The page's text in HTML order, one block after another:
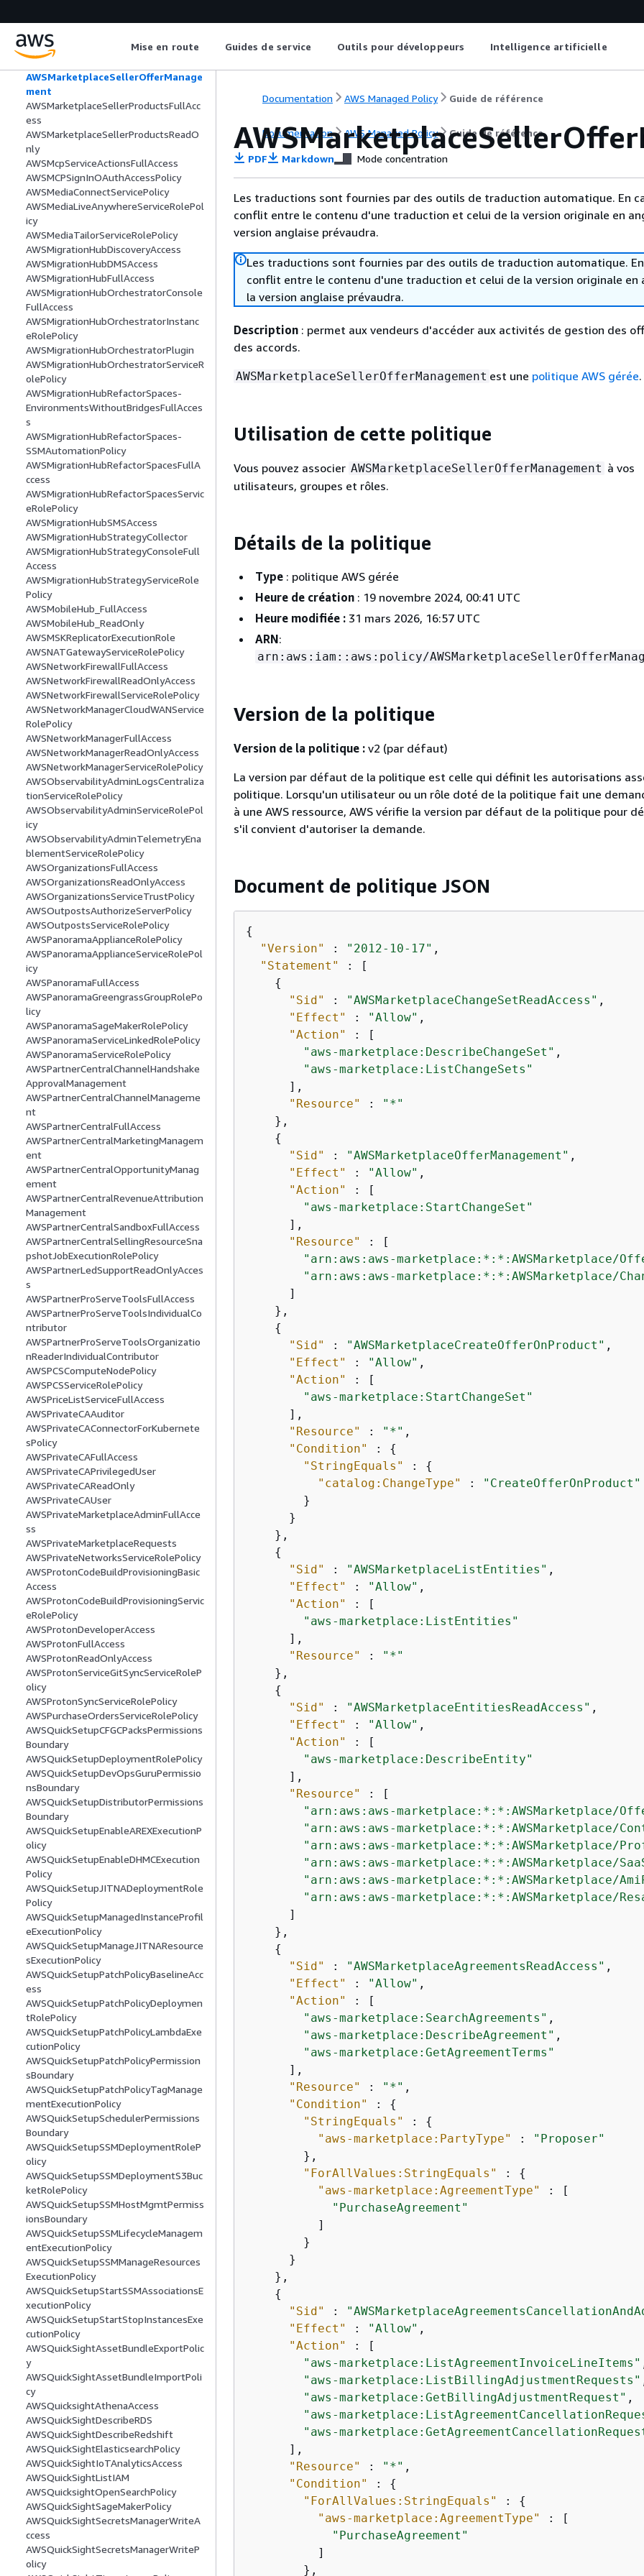
Mise en route Guides de service Outils pour développeurs Intelligence artificielle
AWSMarketplaceResaleAuthorizationS
erviceRolePolicy
AWSMarketplaceSellerFullAccess
AWSMarketplaceSellerOfferManage
ment
AWSMarketplaceSellerProductsFullAcc
ess
AWSMarketplaceSellerProductsReadO
nly
AWSMcpServiceActionsFullAccess
AWSMCPSignInOAuthAccessPolicy
AWSMediaConnectServicePolicy
AWSMediaLiveAnywhereServiceRolePol
icy
AWSMediaTailorServiceRolePolicy
AWSMigrationHubDiscoveryAccess
AWSMigrationHubDMSAccess
AWSMigrationHubFullAccess
AWSMigrationHubOrchestratorConsole
FullAccess
AWSMigrationHubOrchestratorInstanc
eRolePolicy
AWSMigrationHubOrchestratorPlugin
AWSMigrationHubOrchestratorServiceR
olePolicy
AWSMigrationHubRefactorSpaces-
EnvironmentsWithoutBridgesFullAcces
s
AWSMigrationHubRefactorSpaces-
SSMAutomationPolicy
AWSMigrationHubRefactorSpacesFullA
ccess
AWSMigrationHubRefactorSpacesServic
eRolePolicy
AWSMigrationHubSMSAccess
AWSMigrationHubStrategyCollector
AWSMigrationHubStrategyConsoleFull
Access
AWSMigrationHubStrategyServiceRole
Policy
AWSMobileHub_FullAccess
AWSMobileHub_ReadOnly
AWSMSKReplicatorExecutionRole
AWSNATGatewayServiceRolePolicy
AWSNetworkFirewallFullAccess
AWSNetworkFirewallReadOnlyAccess
AWSNetworkFirewallServiceRolePolicy
AWSNetworkManagerCloudWANService
RolePolicy
AWSNetworkManagerFullAccess
AWSNetworkManagerReadOnlyAccess
AWSNetworkManagerServiceRolePolicy
AWSObservabilityAdminLogsCentraliza
tionServiceRolePolicy
AWSObservabilityAdminServiceRolePol
icy
AWSObservabilityAdminTelemetryEna
blementServiceRolePolicy
AWSOrganizationsFullAccess
AWSOrganizationsReadOnlyAccess
AWSOrganizationsServiceTrustPolicy
AWSOutpostsAuthorizeServerPolicy
AWSOutpostsServiceRolePolicy
AWSPanoramaApplianceRolePolicy
AWSPanoramaApplianceServiceRolePol
icy
AWSPanoramaFullAccess
AWSPanoramaGreengrassGroupRolePo
licy
AWSPanoramaSageMakerRolePolicy
AWSPanoramaServiceLinkedRolePolicy
AWSPanoramaServiceRolePolicy
AWSPartnerCentralChannelHandshake
ApprovalManagement
AWSPartnerCentralChannelManageme
nt
AWSPartnerCentralFullAccess
AWSPartnerCentralMarketingManagem
ent
AWSPartnerCentralOpportunityManag
ement
AWSPartnerCentralRevenueAttribution
Management
AWSPartnerCentralSandboxFullAccess
AWSPartnerCentralSellingResourceSna
pshotJobExecutionRolePolicy
AWSPartnerLedSupportReadOnlyAcces
s
AWSPartnerProServeToolsFullAccess
AWSPartnerProServeToolsIndividualCo
ntributor
AWSPartnerProServeToolsOrganizatio
nReaderIndividualContributor
AWSPCSComputeNodePolicy
AWSPCSServiceRolePolicy
AWSPriceListServiceFullAccess
AWSPrivateCAAuditor
AWSPrivateCAConnectorForKubernete
sPolicy
AWSPrivateCAFullAccess
AWSPrivateCAPrivilegedUser
AWSPrivateCAReadOnly
AWSPrivateCAUser
AWSPrivateMarketplaceAdminFullAcce
ss
AWSPrivateMarketplaceRequests
AWSPrivateNetworksServiceRolePolicy
AWSProtonCodeBuildProvisioningBasic
Access
AWSProtonCodeBuildProvisioningServic
eRolePolicy
AWSProtonDeveloperAccess
AWSProtonFullAccess
AWSProtonReadOnlyAccess
AWSProtonServiceGitSyncServiceRoleP
olicy
AWSProtonSyncServiceRolePolicy
AWSPurchaseOrdersServiceRolePolicy
AWSQuickSetupCFGCPacksPermissions
Boundary
AWSQuickSetupDeploymentRolePolicy
AWSQuickSetupDevOpsGuruPermissio
nsBoundary
AWSQuickSetupDistributorPermissions
Boundary
AWSQuickSetupEnableAREXExecutionP
olicy
AWSQuickSetupEnableDHMCExecution
Policy
AWSQuickSetupJITNADeploymentRole
Policy
AWSQuickSetupManagedInstanceProfil
eExecutionPolicy
AWSQuickSetupManageJITNAResource
sExecutionPolicy
AWSQuickSetupPatchPolicyBaselineAcc
ess
AWSQuickSetupPatchPolicyDeploymen
tRolePolicy
AWSQuickSetupPatchPolicyLambdaExe
cutionPolicy
AWSQuickSetupPatchPolicyPermission
sBoundary
AWSQuickSetupPatchPolicyTagManage
mentExecutionPolicy
AWSQuickSetupSchedulerPermissions
Boundary
AWSQuickSetupSSMDeploymentRoleP
olicy
AWSQuickSetupSSMDeploymentS3Buc
ketRolePolicy
AWSQuickSetupSSMHostMgmtPermiss
ionsBoundary
AWSQuickSetupSSMLifecycleManagem
entExecutionPolicy
AWSQuickSetupSSMManageResources
ExecutionPolicy
AWSQuickSetupStartSSMAssociationsE
xecutionPolicy
AWSQuickSetupStartStopInstancesExe
cutionPolicy
AWSQuickSightAssetBundleExportPolic
y
AWSQuickSightAssetBundleImportPoli
cy
AWSQuicksightAthenaAccess
AWSQuickSightDescribeRDS
AWSQuickSightDescribeRedshift
AWSQuickSightElasticsearchPolicy
AWSQuickSightIoTAnalyticsAccess
AWSQuickSightListIAM
AWSQuicksightOpenSearchPolicy
AWSQuickSightSageMakerPolicy
AWSQuickSightSecretsManagerWriteA
ccess
AWSQuickSightSecretsManagerWriteP
olicy
Documentation AWS Managed Policy Guide de référence
Documentation AWS Managed Policy Guide de référence
PDF Markdown Mode concentration
Les traductions sont fournies par des outils de traduction automatique. En
conflit entre le contenu d'une traduction et celui de la version originale en
version anglaise prévaudra.
Les traductions sont fournies par des outils de traduction automatique.
conflit entre le contenu d'une traduction et celui de la version originale en
la version anglaise prévaudra.
Description : permet aux vendeurs d'accéder aux activités de gestion des
des accords.
AWSMarketplaceSellerOfferManagement est une politique AWS gérée.
Utilisation de cette politique
Vous pouvez associer AWSMarketplaceSellerOfferManagement à vos
utilisateurs, groupes et rôles.
Détails de la politique
Type : politique AWS gérée
Heure de création : 19 novembre 2024, 00:41 UTC
Heure modifiée : 31 mars 2026, 16:57 UTC
ARN:
arn:aws:iam::aws:policy/
Version de la politique
Version de la politique : v2 (par défaut)
La version par défaut de la politique est celle qui définit les autorisations
politique. Lorsqu'un utilisateur ou un rôle doté de la politique fait une
à une AWS ressource, AWS vérifie la version par défaut de la politique pour
s'il convient d'autoriser la demande.
Document de politique JSON
{
"Version"
: "2012-10-17" ,
"Statement"
: [
{
"Sid"
: "AWSMarketplaceChangeSetReadAccess" ,
"Effect"
: "Allow" ,
"Action"
: [
"aws-marketplace:DescribeChangeSet" ,
"aws-marketplace:ListChangeSets"
      ],
"Resource"
:
"*"
    },
{
"Sid"
: "AWSMarketplaceOfferManagement" ,
"Effect"
: "Allow" ,
"Action"
: [
"aws-marketplace:StartChangeSet"
      ],
"Resource"
: [
"arn:aws:aws-marketplace:*:*:AWSMarketplace/
"arn:aws:aws-marketplace:*:*:AWSMarketplace/
      ]
    },
{
"Sid"
: "AWSMarketplaceCreateOfferOnProduct" ,
"Effect"
: "Allow" ,
"Action"
: [
"aws-marketplace:StartChangeSet"
      ],
"Resource"
: "*" ,
"Condition"
: {
"StringEquals"
: {
"catalog:ChangeType"
:
"CreateOfferOnProduct"
        }
      }
    },
{
"Sid"
: "AWSMarketplaceListEntities" ,
"Effect"
: "Allow" ,
"Action"
: [
"aws-marketplace:ListEntities"
      ],
"Resource"
:
"*"
    },
{
"Sid"
: "AWSMarketplaceEntitiesReadAccess" ,
"Effect"
: "Allow" ,
"Action"
: [
"aws-marketplace:DescribeEntity"
      ],
"Resource"
: [
"arn:aws:aws-marketplace:*:*:AWSMarketplace/
"arn:aws:aws-marketplace:*:*:AWSMarketplace/
"arn:aws:aws-marketplace:*:*:AWSMarketplace/
"arn:aws:aws-marketplace:*:*:AWSMarketplace/
"arn:aws:aws-marketplace:*:*:AWSMarketplace/
"arn:aws:aws-marketplace:*:*:AWSMarketplace/
      ]
    },
{
"Sid"
: "AWSMarketplaceAgreementsReadAccess" ,
"Effect"
: "Allow" ,
"Action"
: [
"aws-marketplace:SearchAgreements" ,
"aws-marketplace:DescribeAgreement" ,
"aws-marketplace:GetAgreementTerms"
      ],
"Resource"
: "*" ,
"Condition"
: {
"StringEquals"
: {
"aws-marketplace:PartyType"
:
"Proposer"
        },
"ForAllValues:StringEquals"
: {
"aws-marketplace:AgreementType"
: [
"PurchaseAgreement"
          ]
        }
      }
    },
{
"Sid"
:
"Effect"
: "Allow" ,
"Action"
: [
"aws-marketplace:ListAgreementInvoiceLineItems"
"aws-marketplace:ListBillingAdjustmentRequests"
"aws-marketplace:GetBillingAdjustmentRequest" ,
"aws-
"aws-
      ],
"Resource"
: "*" ,
"Condition"
: {
"ForAllValues:StringEquals"
: {
"aws-marketplace:AgreementType"
: [
"PurchaseAgreement"
          ]
        },